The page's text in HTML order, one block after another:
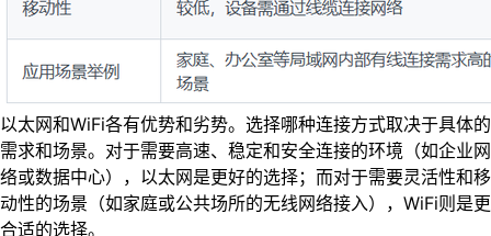
以太网和WiFi各有优势和劣势。选择哪种连接方式取决于具体的
需求和场景。对于需要高速、稳定和安全连接的环境（如企业网
络或数据中心），以太网是更好的选择；而对于需要灵活性和移
动性的场景（如家庭或公共场所的无线网络接入），WiFi则是更
合适的选择。